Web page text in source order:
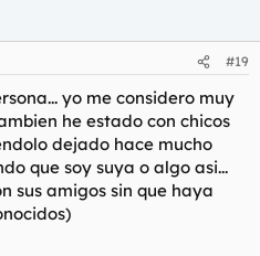
#19
yo me considero muy
he estado con chicos
dejado hace mucho
que soy suya o algo asi...
sus amigos sin que haya